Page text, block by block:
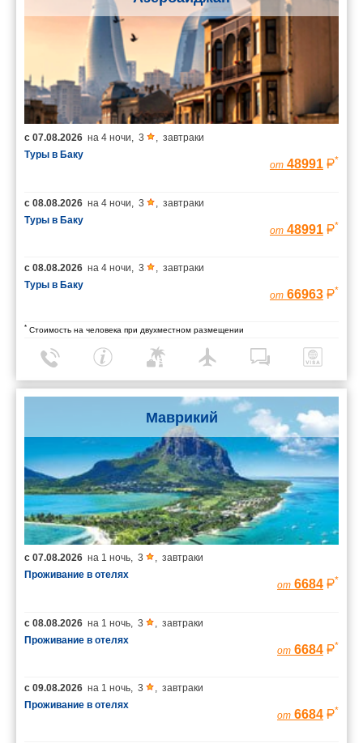
с 07.08.2026 на 4 ночи 3
завтраки
Туры в Баку
от 48991 *
с 08.08.2026 на 4 ночи 3
завтраки
Туры в Баку
от 48991 *
с 08.08.2026 на 4 ночи 3
завтраки
Туры в Баку
от 66963 *
* Стоимость на человека при двухместном размещении
Маврикий
с 07.08.2026 на 1 ночь, 3 , завтраки
Проживание в отелях
от 6684 *
с 08.08.2026 на 1 ночь, 3 , завтраки
Проживание в отелях
от 6684 *
с 09.08.2026 на 1 ночь, 3 , завтраки
Проживание в отелях
от 6684 *